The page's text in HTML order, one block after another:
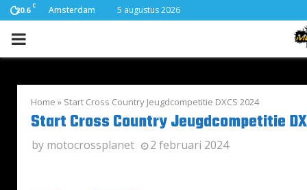
20.6 C Amsterdam 5 augustus 2026
PRIMARY
Home » Start Cross Country Jeugdcompetitie DXCS 2024
Start Cross Country Jeugdcompetitie
by motocrossplanet 2 februari 2024